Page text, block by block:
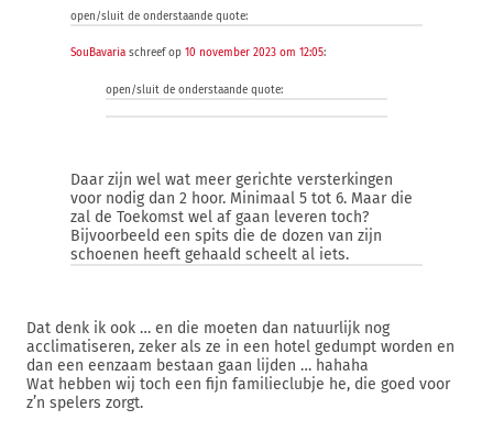
open/sluit de onderstaande quote:
SouBavaria schreef op 10 november 2023 om 12:05:
open/sluit de onderstaande quote:
Daar zijn wel wat meer gerichte versterkingen
voor nodig dan 2 hoor. Minimaal 5 tot 6. Maar die
zal de Toekomst wel af gaan leveren toch?
Bijvoorbeeld een spits die de dozen van zijn
schoenen heeft gehaald scheelt al iets.
Dat denk ik ook … en die moeten dan natuurlijk nog
acclimatiseren, zeker als ze in een hotel gedumpt worden en
dan een eenzaam bestaan gaan lijden … hahaha
Wat hebben wij toch een fijn familieclubje he, die goed voor
z’n spelers zorgt.